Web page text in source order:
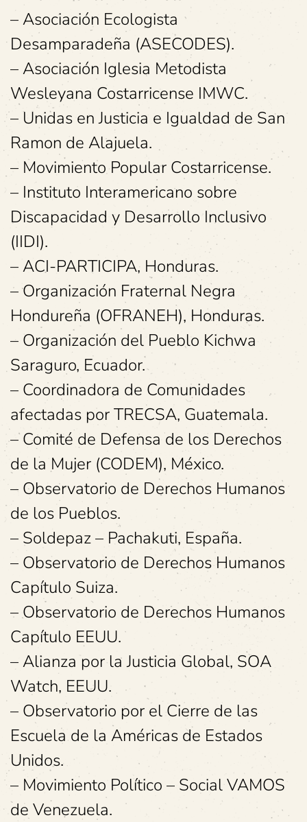
– Asociación Ecologista
Desamparadeña (ASECODES).
– Asociación Iglesia Metodista
Wesleyana Costarricense IMWC.
– Unidas en Justicia e Igualdad de San
Ramon de Alajuela.
– Movimiento Popular Costarricense.
– Instituto Interamericano sobre
Discapacidad y Desarrollo Inclusivo
(IIDI).
– ACI-PARTICIPA, Honduras.
– Organización Fraternal Negra
Hondureña (OFRANEH), Honduras.
– Organización del Pueblo Kichwa
Saraguro, Ecuador.
– Coordinadora de Comunidades
afectadas por TRECSA, Guatemala.
– Comité de Defensa de los Derechos
de la Mujer (CODEM), México.
– Observatorio de Derechos Humanos
de los Pueblos.
– Soldepaz – Pachakuti, España.
– Observatorio de Derechos Humanos
Capítulo Suiza.
– Observatorio de Derechos Humanos
Capítulo EEUU.
– Alianza por la Justicia Global, SOA
Watch, EEUU.
– Observatorio por el Cierre de las
Escuela de la Américas de Estados
Unidos.
– Movimiento Político – Social VAMOS
de Venezuela.